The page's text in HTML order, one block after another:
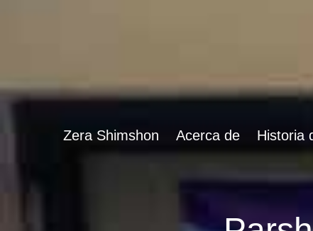
Zera Shimshon
Acerca de Historia